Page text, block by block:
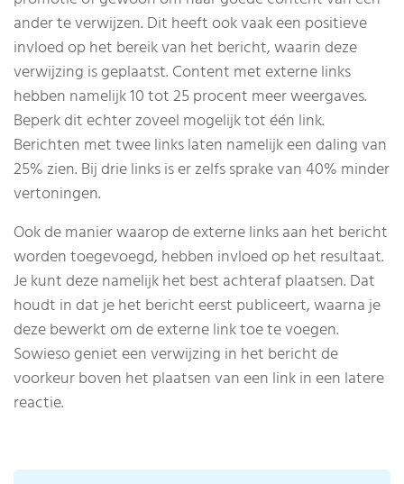
ander te verwijzen. Dit heeft ook vaak een positieve
invloed op het bereik van het bericht, waarin deze
verwijzing is geplaatst. Content met externe links
hebben namelijk 10 tot 25 procent meer weergaves.
Beperk dit echter zoveel mogelijk tot één link.
Berichten met twee links laten namelijk een daling van
25% zien. Bij drie links is er zelfs sprake van 40% minder
vertoningen.
Ook de manier waarop de externe links aan het bericht
worden toegevoegd, hebben invloed op het resultaat.
Je kunt deze namelijk het best achteraf plaatsen. Dat
houdt in dat je het bericht eerst publiceert, waarna je
deze bewerkt om de externe link toe te voegen.
Sowieso geniet een verwijzing in het bericht de
voorkeur boven het plaatsen van een link in een latere
reactie.